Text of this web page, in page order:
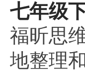
七年级
福昕思
地整理